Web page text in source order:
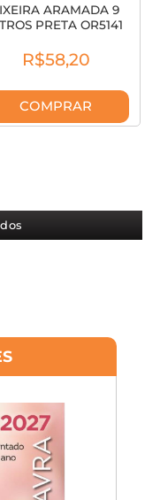
ARAMADA 9
PRETA OR5141
R$58,20
COMPRAR